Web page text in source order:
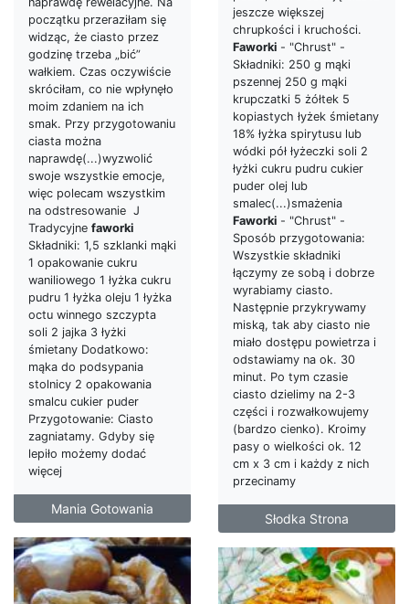
jeszcze większej
chrupkości i kruchości.
Faworki - "Chrust" -
Składniki: 250 g mąki
pszennej 250 g mąki
krupczatki 5 żółtek 5
kopiastych łyżek śmietany
18% łyżka spirytusu lub
wódki pół łyżeczki soli 2
łyżki cukru pudru cukier
puder olej lub
smalec(...)smażenia
Faworki - "Chrust" -
Sposób przygotowania:
Wszystkie składniki
łączymy ze sobą i dobrze
wyrabiamy ciasto.
Następnie przykrywamy
miską, tak aby ciasto nie
miało dostępu powietrza i
odstawiamy na ok. 30
minut. Po tym czasie
ciasto dzielimy na 2-3
części i rozwałkowujemy
(bardzo cienko). Kroimy
pasy o wielkości ok. 12
cm x 3 cm i każdy z nich
przecinamy
Słodka Strona
początku przeraziłam się
widząc, że ciasto przez
godzinę trzeba „bić”
wałkiem. Czas oczywiście
skróciłam, co nie wpłynęło
moim zdaniem na ich
smak. Przy przygotowaniu
ciasta można
naprawdę(...)wyzwolić
swoje wszystkie emocje,
więc polecam wszystkim
na odstresowanie J
Tradycyjne faworki
Składniki: 1,5 szklanki mąki
1 opakowanie cukru
waniliowego 1 łyżka cukru
pudru 1 łyżka oleju 1 łyżka
octu winnego szczypta
soli 2 jajka 3 łyżki
śmietany Dodatkowo:
mąka do podsypania
stolnicy 2 opakowania
smalcu cukier puder
Przygotowanie: Ciasto
zagniatamy. Gdyby się
lepiło możemy dodać
więcej
Mania Gotowania